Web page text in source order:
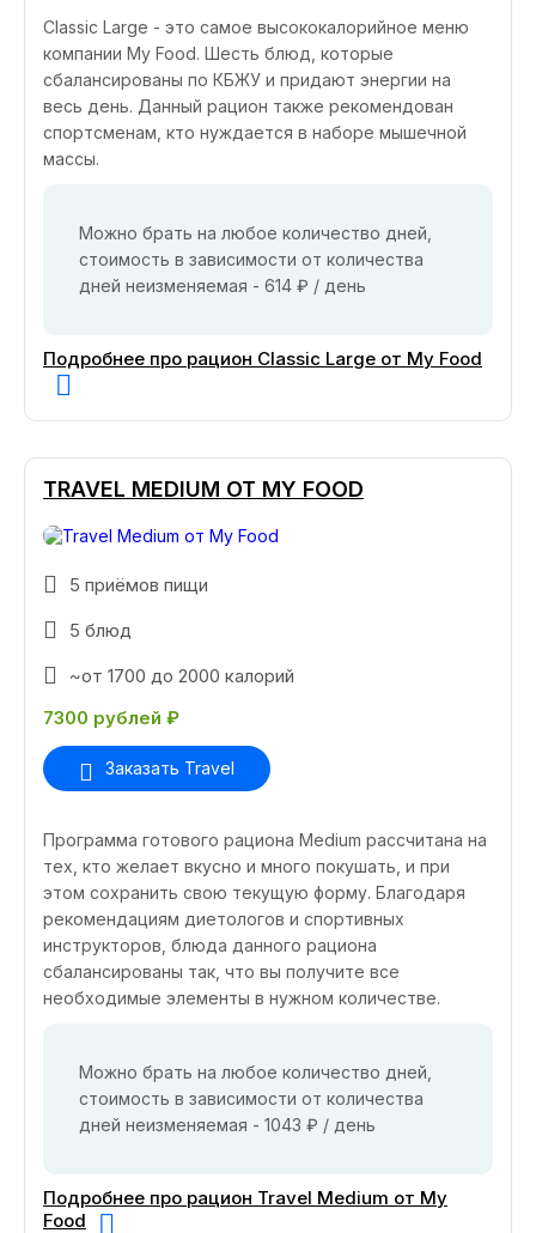
Classic Large - это самое высококалорийное меню
компании My Food. Шесть блюд, которые
сбалансированы по КБЖУ и придают энергии на
весь день. Данный рацион также рекомендован
спортсменам, кто нуждается в наборе мышечной
массы.
Можно брать на любое количество дней,
стоимость в зависимости от количества
дней неизменяемая - 614 ₽ / день
Подробнее про рацион Classic Large от My Food
TRAVEL MEDIUM ОТ MY FOOD
5 приёмов пищи
5 блюд
~от 1700 до 2000 калорий
7300 рублей ₽
Заказать Travel
Программа готового рациона Medium рассчитана на
тех, кто желает вкусно и много покушать, и при
этом сохранить свою текущую форму. Благодаря
рекомендациям диетологов и спортивных
инструкторов, блюда данного рациона
сбалансированы так, что вы получите все
необходимые элементы в нужном количестве.
Можно брать на любое количество дней,
стоимость в зависимости от количества
дней неизменяемая - 1043 ₽ / день
Подробнее про рацион Travel Medium от My
Food